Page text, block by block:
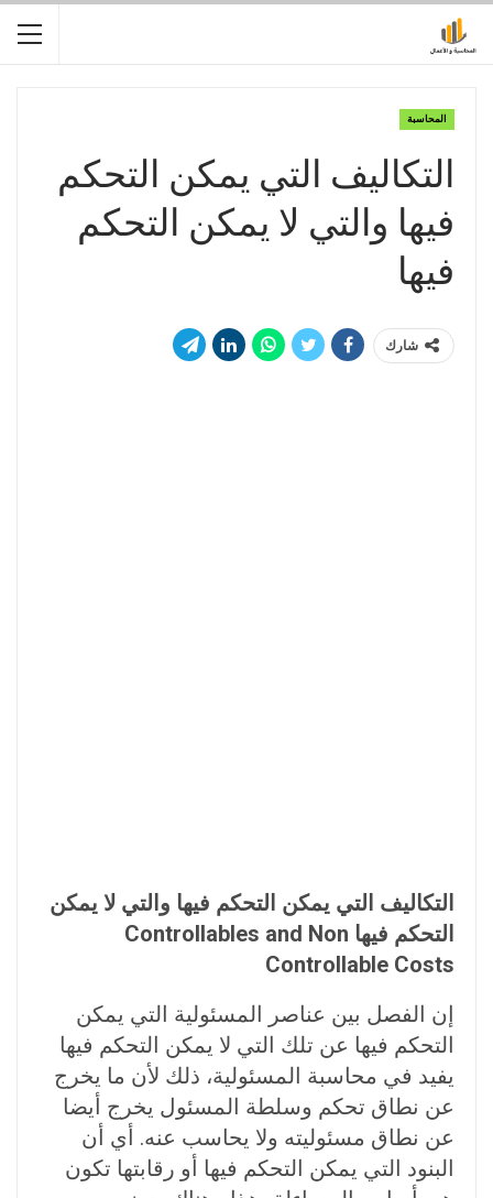
المحاسبة
التكاليف التي يمكن التحكم
فيها والتي لا يمكن التحكم
فيها
شارك
التكاليف التي يمكن التحكم فيها والتي لا يمكن
التحكم فيها
Controllables and Non
Controllable Costs
إن الفصل بين عناصر المسئولية التي يمكن
التحكم فيها عن تلك التي لا يمكن التحكم فيها
يفيد في محاسبة المسئولية، ذلك لأن ما يخرج
عن نطاق تحكم وسلطة المسئول يخرج أيضا
عن نطاق مسئوليته ولا يحاسب عنه. أي أن
البنود التي يمكن التحكم فيها أو رقابتها تكون